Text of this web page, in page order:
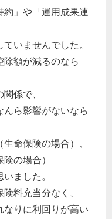
約 」や「運用成果連
いませんでした。
除額が減るのなら
係で、
んら影響がないなら
命保険の場合）、
険の場合）
ました。
険料充当分なく、
りに利回りが高い